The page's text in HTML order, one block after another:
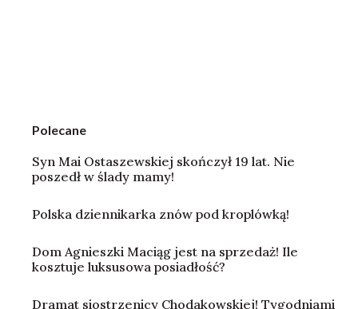
Polecane
Syn Mai Ostaszewskiej skończył 19 lat. Nie
poszedł w ślady mamy!
Polska dziennikarka znów pod kroplówką!
Dom Agnieszki Maciąg jest na sprzedaż! Ile
kosztuje luksusowa posiadłość?
Dramat siostrzenicy Chodakowskiej! Tygodniami